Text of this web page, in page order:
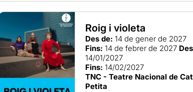
Roig i violeta
Des de: 14 de gener de 2027
Fins: 14 de febrer de 2027
14/01/2027
Fins: 14/02/2027
TNC - Teatre Nacional de
Petita